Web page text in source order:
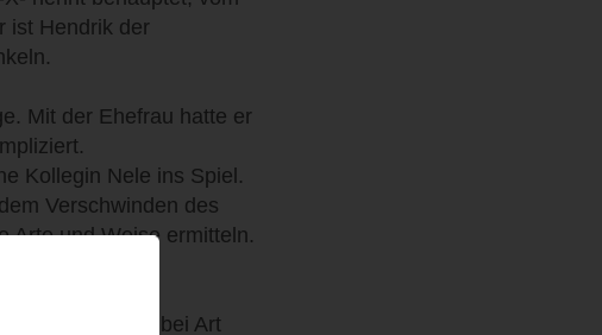
ist Hendrik der
Mit der Ehefrau hatte er
Kollegin Nele ins Spiel.
Verschwinden des
Arte und Weise ermitteln.
Vergangenheit bei Art